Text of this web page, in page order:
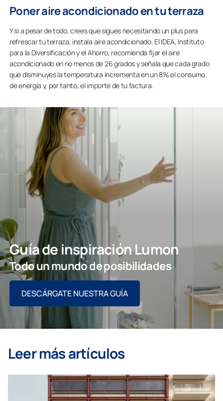
Poner aire acondicionado en tu terraza
Y si a pesar de todo, crees que sigues necesitando un plus para
refrescar tu terraza, instala aire acondicionado. El IDEA, Instituto
para la Diversificación y el Ahorro, recomienda fijar el aire
acondicionado en no menos de 26 grados y señala que cada grado
que disminuyes la temperatura incrementa en un 8% el consumo
de energía y, por tanto, el importe de tu factura.
Guía de inspiración Lumon
Todo un mundo de posibilidades
DESCÁRGATE NUESTRA GUÍA
Leer más artículos